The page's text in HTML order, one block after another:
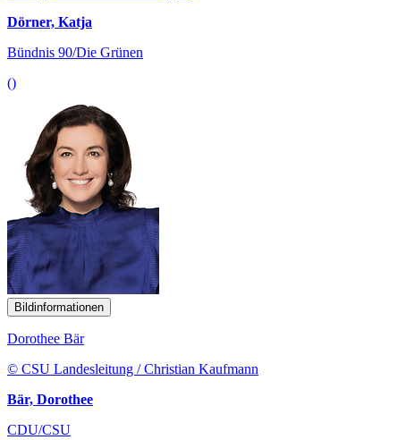
Dörner, Katja
Bündnis 90/Die Grünen
()
Bildinformationen
Dorothee Bär
© CSU Landesleitung / Christian Kaufmann
Bär, Dorothee
CDU/CSU